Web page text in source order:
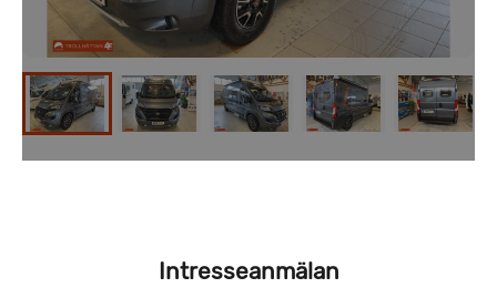
Intresseanmälan